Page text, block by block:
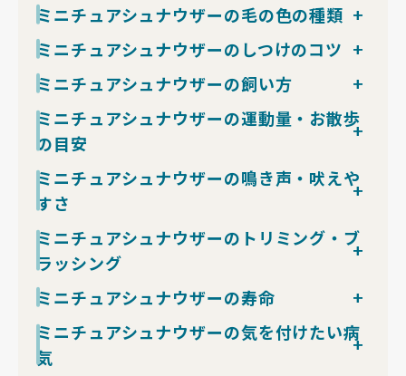
とても知能が高く、人の気持ちをよく察する犬種です。
家族に対して愛情深く、特に飼い主への忠誠心が強いの
が特徴です。一方で警戒心もあり、物音や来客に反応し
て吠えることがありますが、番犬気質とも言えます。
遊び好きでエネルギッシュな反面、状況判断力が高く落
家族と一緒に過ごす時間を大切にする犬です。
ミニチュアシュナウザーの毛の色の種類
犬種標準では主に「ソルト＆ペッパー」「ブラック」
「ブラック＆シルバー」「ホワイト」の4種類がありま
す。最も代表的なのはソルト＆ペッパーで、白と黒が混
ざった独特のグラデーションが魅力です。
ブラックは全身が黒で引き締まった印象、ブラック＆シ
ルバーは眉や脚が銀色に入ります。ホワイトは明るく優
しい雰囲気で近年人気が高まっています。
ミニチュアシュナウザーのしつけのコツ
ミニチュアシュナウザーは知能が高く、お座り・待て・
お手などの基本コマンドの習得は早めですが、テリア気
質ゆえの頑固な一面があり「指示を理解した上で従わな
い」場面が出ます。短時間（1回5〜10分）の褒めて伸
ばすトレーニングが効果的で、強制系のしつけは関係を
壊しやすいタイプ。
トイレは子犬期に「寝起き・食後・遊び後」の誘導を重
ねれば1〜2か月で安定する個体が多めの部類です。警
他犬・他人・生活音を多く経験させた個体を選ぶことが
鍵で、ブリーダーの社会化方針を必ず確認してくださ
ミニチュアシュナウザーの飼い方
ミニチュアシュナウザーは室内飼育が基本で、4〜8kg
のしっかりした体格があるものの、夏場の暑さには弱い
ためエアコン管理が前提です。被毛は抜け毛がほぼない
シングルコート寄りで床掃除の負担は軽い反面、トリミ
ングは1〜2か月に1回（1回6,000〜10,000円）が必須
で、間に週2〜3回のブラッシングを組み込みます。
め、人間の食べ物のおすそ分けは厳禁、おやつ含めた1
日のカロリー管理を徹底してください。留守番は独立心
から6〜8時間まで適応しますが、警戒吠えが留守中の
クレームの種になりやすく、窓や玄関など視覚刺激を遮
断するレイアウトが落ち着きにつながります。
ミニチュアシュナウザーの運動量・お散歩
の目安
中程度の運動量を要する犬種で、目安は1日2回・各30
分の散歩、合計60分程度です。4〜8kgとミニ犬種の中
ではしっかりした体格があり、もとはテリア気質を持つ
作業犬のため、運動不足ではエネルギーの行き場を失っ
て吠え・破壊行動に向かいます。
早歩きでの散歩、軽い障害物遊び、嗅覚を使うノーズワ
で代替すると満足度が上がります。夏場は被毛量がある
り替えてください。
ミニチュアシュナウザーの鳴き声・吠えや
すさ
警戒心が強く吠えやすい部類で、玄関のチャイム・郵便
配達・通行人など外的刺激への反応が活発な犬種です。
テリア系の血筋から「異変は知らせる」性質が強く、番
犬気質と表現されます。声は太めで響きやすいため、戸
建ての隣家・マンションの隣室には届きやすいレベル。
子犬期からの社会化と「吠え→無視」「静か→褒める」
の一貫運用で、要求吠えはほぼ抑え込めます。来客時は
クレートでの待機を習慣化すると、警戒吠えの頻度を物
ミニチュアシュナウザーのトリミング・ブ
ラッシング
定期的なトリミングは必須の犬種です。目安は1～2か
月に1回で、特徴的な眉毛と口ひげを整えます。ブラッ
シングは週2～3回行い、毛玉防止と皮膚チェックを兼
ねましょう。
ダブルコートですが抜け毛は比較的少なめです。サマー
ミニチュアシュナウザーの寿命
平均寿命は12～15歳と小型犬の中では標準的です。適
度な運動、体重管理、歯磨き習慣が長生きの鍵になりま
す。
ミニチュアシュナウザーの気を付けたい病
気